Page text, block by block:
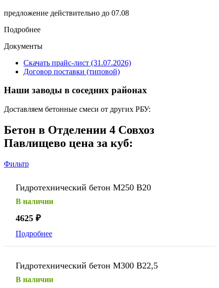
предложение действительно до 07.08
Подробнее
Документы
Скачать прайс-лист (31.07.2026)
Договор поставки (типовой)
Наши заводы в соседних районах
Доставляем бетонные смеси от других РБУ:
Бетон в Отделении 4 Совхоз
Павлищево цена за куб:
Фильтр
Гидротехнический бетон М250 В20
В наличии
4625 ₽
Подробнее
Гидротехнический бетон М300 В22,5
В наличии